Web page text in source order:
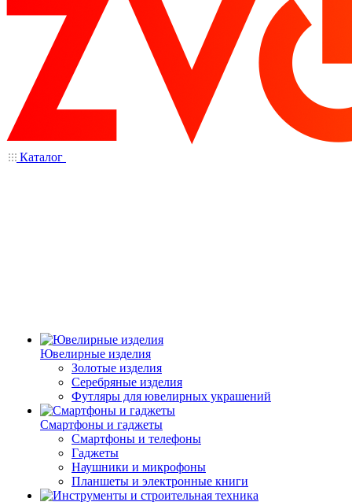
Каталог
Ювелирные изделия
Золотые изделия
Серебряные изделия
Футляры для ювелирных украшений
Смартфоны и гаджеты
Смартфоны и телефоны
Гаджеты
Наушники и микрофоны
Планшеты и электронные книги